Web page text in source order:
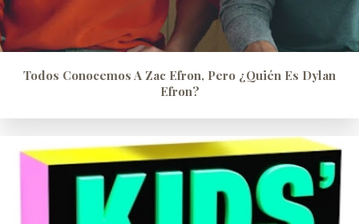
Todos Conocemos A Zac Efron, Pero ¿quién Es Dylan
Efron?